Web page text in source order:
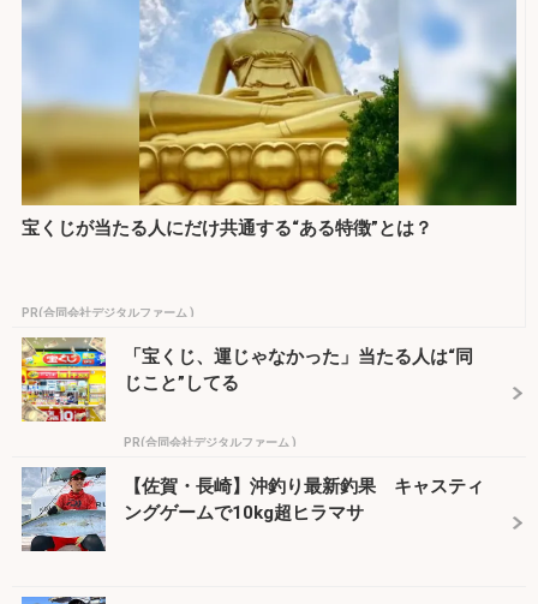
宝くじが当たる人にだけ共通する“ある特徴”とは？
PR(合同会社デジタルファーム )
「宝くじ、運じゃなかった」当たる人は“同
じこと”してる
PR(合同会社デジタルファーム )
【佐賀・長崎】沖釣り最新釣果 キャスティ
ングゲームで10kg超ヒラマサ